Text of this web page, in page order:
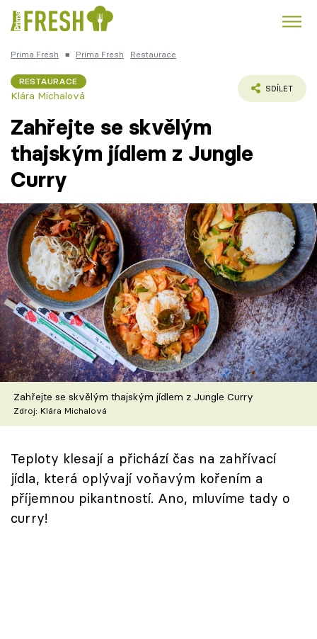
Česká kuchyně
Témata
Recepty
Články
TV Program
Škola vaření
Recepty z TV
Speciál: Cuketa
Sledujte prima+
Přihlášení
Prima Fresh ■ Prima Fresh Restaurace
RESTAURACE
Klára Michalová
SDÍLET
Zahřejte se skvělým
thajským jídlem z Jungle
Curry
Zahřejte se skvělým thajským jídlem z Jungle Curry
Zdroj: Klára Michalová
Teploty klesají a přichází čas na zahřívací
jídla, která oplývají voňavým kořením a
příjemnou pikantností. Ano, mluvíme tady o
curry!